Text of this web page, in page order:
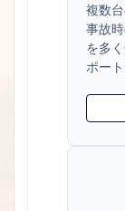
複数
事故
を多
ポート